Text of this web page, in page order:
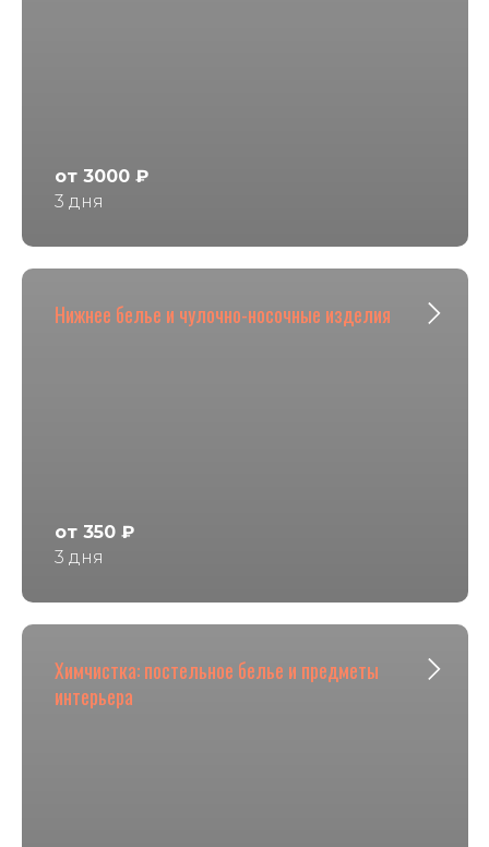
от 3000 ₽
3 дня
Нижнее белье и чулочно-носочные изделия
от 350 ₽
3 дня
Химчистка: постельное белье и предметы
интерьера